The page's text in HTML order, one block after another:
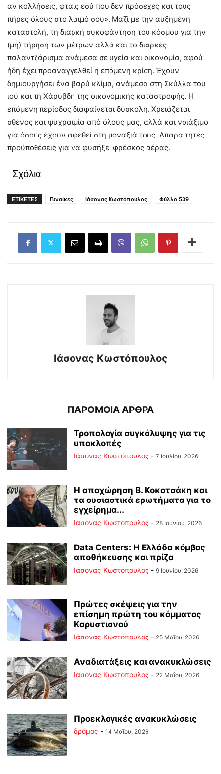
αν κολλήσεις, φταις εσύ που δεν πρόσεχες και τους
πήρες όλους στο λαιμό σου». Μαζί με την αυξημένη
καταστολή, τη διαρκή συκοφάντηση του κόσμου για την
(μη) τήρηση των μέτρων αλλά και το διαρκές
παλαντζάρισμα ανάμεσα σε υγεία και οικονομία, αφού
ήδη έχει προαναγγελθεί η επόμενη κρίση. Έχουν
δημιουργήσει ένα βαρύ κλίμα, ανάμεσα στη Σκύλλα του
ιού και τη Χάρυβδη της οικονομικής καταστροφής. Η
επόμενη περίοδος διαφαίνεται δύσκολη. Χρειάζεται
σθένος και ψυχραιμία από όλους μας, αλλά και νοιάξιμο
για όσους έχουν αφεθεί στη μοναξιά τους. Απαραίτητες
προϋποθέσεις για να φυσήξει φρέσκος αέρας.
Σχόλια
ΕΤΙΚΕΤΕΣ Γυναίκες Ιάσονας Κωστόπουλος Φύλλο 539
Ιάσονας Κωστόπουλος
ΠΑΡΟΜΟΙΑ ΑΡΘΡΑ
Τροπολογία συγκάλυψης για τις
υποκλοπές
Ιάσονας Κωστόπουλος - 7 Ιουλίου, 2026
Η αποχώρηση Β. Κοκοτσάκη και
τα ουσιαστικά ερωτήματα για το
εγχείρημα...
Ιάσονας Κωστόπουλος - 28 Ιουνίου, 2026
Data Centers: Η Ελλάδα κόμβος
αποθήκευσης και πρίζα
Ιάσονας Κωστόπουλος - 9 Ιουνίου, 2026
Πρώτες σκέψεις για την
επίσημη πρώτη του κόμματος
Καρυστιανού
Ιάσονας Κωστόπουλος - 25 Μαΐου, 2026
Αναδιατάξεις και ανακυκλώσεις
Ιάσονας Κωστόπουλος - 22 Μαΐου, 2026
Προεκλογικές ανακυκλώσεις
δρόμος - 14 Μαΐου, 2026